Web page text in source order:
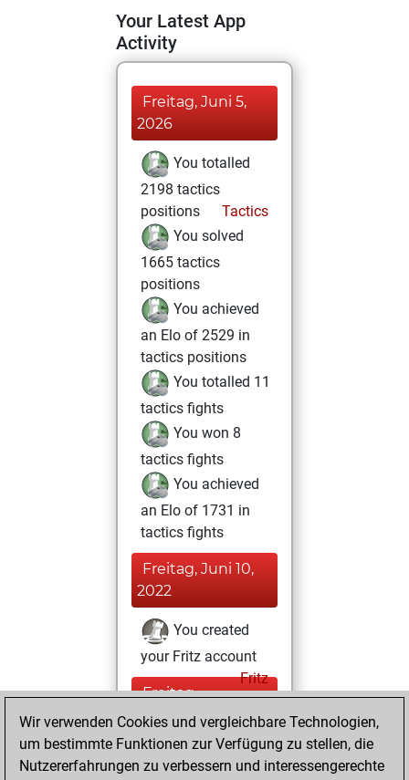
Your Latest App
Activity
Freitag, Juni 5,
2026
You totalled
2198 tactics
positions
Tactics
You solved
1665 tactics
positions
You achieved
an Elo of 2529 in
tactics positions
You totalled 11
tactics fights
You won 8
tactics fights
You achieved
an Elo of 1731 in
tactics fights
Freitag, Juni 10,
2022
You created
your Fritz account
Fritz
Freitag,
August 7, 2020
You learned 4
Wir verwenden Cookies und vergleichbare Technologien,
um bestimmte Funktionen zur Verfügung zu stellen, die
Nutzererfahrungen zu verbessern und interessengerechte